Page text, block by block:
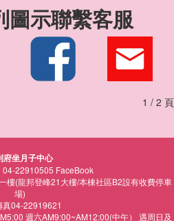
圖示聯繫客服
1 / 2 頁
府坐月子中心
04-22910505 FaceBook
樓(龍邦登峰21大樓/本棟社區B2設有收費停車
場)
真04-22919621
週六AM9:00~AM12:00(中午） 遇周日及